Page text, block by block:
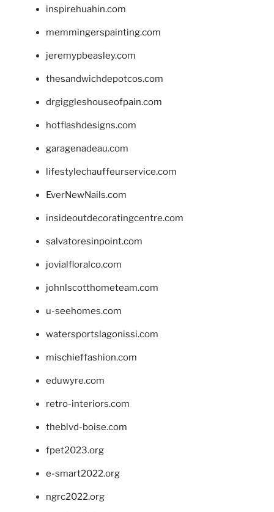
inspirehuahin.com
memmingerspainting.com
jeremypbeasley.com
thesandwichdepotcos.com
drgiggleshouseofpain.com
hotflashdesigns.com
garagenadeau.com
lifestylechauffeurservice.com
EverNewNails.com
insideoutdecoratingcentre.com
salvatoresinpoint.com
jovialfloralco.com
johnlscotthometeam.com
u-seehomes.com
watersportslagonissi.com
mischieffashion.com
eduwyre.com
retro-interiors.com
theblvd-boise.com
fpet2023.org
e-smart2022.org
ngrc2022.org